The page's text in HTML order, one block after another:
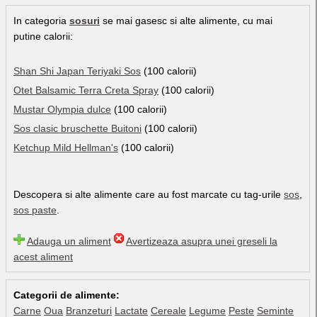
In categoria sosuri se mai gasesc si alte alimente, cu mai
putine calorii:
Shan Shi Japan Teriyaki Sos (100 calorii)
Otet Balsamic Terra Creta Spray (100 calorii)
Mustar Olympia dulce (100 calorii)
Sos clasic bruschette Buitoni (100 calorii)
Ketchup Mild Hellman's (100 calorii)
Descopera si alte alimente care au fost marcate cu tag-urile sos
sos paste
Adauga un aliment
Avertizeaza asupra unei greseli la
acest aliment
Categorii de alimente:
Carne Oua Branzeturi Lactate Cereale Legume Peste Seminte